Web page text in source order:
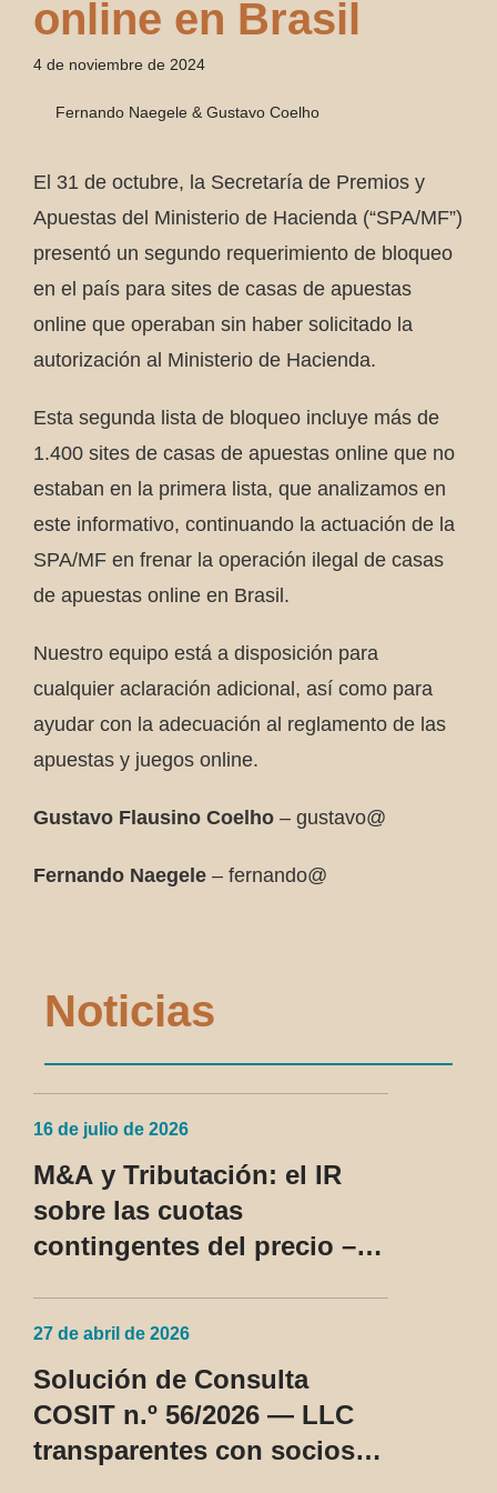
online en Brasil
4 de noviembre de 2024
Fernando Naegele & Gustavo Coelho
El 31 de octubre, la Secretaría de Premios y
Apuestas del Ministerio de Hacienda (“SPA/MF”)
presentó un segundo requerimiento de bloqueo
en el país para sites de casas de apuestas
online que operaban sin haber solicitado la
autorización al Ministerio de Hacienda.
Esta segunda lista de bloqueo incluye más de
1.400 sites de casas de apuestas online que no
estaban en la primera lista, que analizamos en
este informativo, continuando la actuación de la
SPA/MF en frenar la operación ilegal de casas
de apuestas online en Brasil.
Nuestro equipo está a disposición para
cualquier aclaración adicional, así como para
ayudar con la adecuación al reglamento de las
apuestas y juegos online.
Gustavo Flausino Coelho – gustavo@
Fernando Naegele – fernando@
Noticias
16 de julio de 2026
M&A y Tributación: el IR
sobre las cuotas
contingentes del precio –
27 de abril de 2026
Solución de Consulta
COSIT n.º 56/2026 — LLC
transparentes con socios